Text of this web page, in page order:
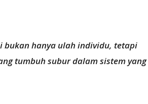
bukan hanya ulah individu, tetapi
tumbuh subur dalam sistem yang